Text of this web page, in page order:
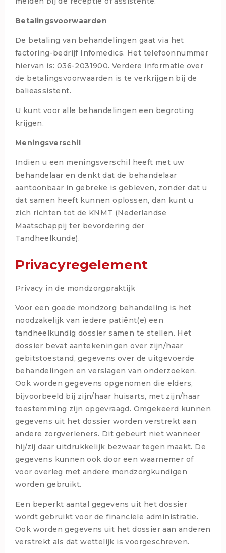
Betalingsvoorwaarden
De betaling van behandelingen gaat via het
factoring-bedrijf Infomedics. Het telefoonnummer
hiervan is: 036-2031900. Verdere informatie over
de betalingsvoorwaarden is te verkrijgen bij de
balieassistent.
U kunt voor alle behandelingen een begroting
krijgen.
Meningsverschil
Indien u een meningsverschil heeft met uw
behandelaar en denkt dat de behandelaar
aantoonbaar in gebreke is gebleven, zonder dat u
dat samen heeft kunnen oplossen, dan kunt u
zich richten tot de KNMT (Nederlandse
Maatschappij ter bevordering der
Tandheelkunde).
Privacyregelement
Privacy in de mondzorgpraktijk
Voor een goede mondzorg behandeling is het
noodzakelijk van iedere patiënt(e) een
tandheelkundig dossier samen te stellen. Het
dossier bevat aantekeningen over zijn/haar
gebitstoestand, gegevens over de uitgevoerde
behandelingen en verslagen van onderzoeken.
Ook worden gegevens opgenomen die elders,
bijvoorbeeld bij zijn/haar huisarts, met zijn/haar
toestemming zijn opgevraagd. Omgekeerd kunnen
gegevens uit het dossier worden verstrekt aan
andere zorgverleners. Dit gebeurt niet wanneer
hij/zij daar uitdrukkelijk bezwaar tegen maakt. De
gegevens kunnen ook door een waarnemer of
voor overleg met andere mondzorgkundigen
worden gebruikt.
Een beperkt aantal gegevens uit het dossier
wordt gebruikt voor de financiële administratie.
Ook worden gegevens uit het dossier aan anderen
verstrekt als dat wettelijk is voorgeschreven.